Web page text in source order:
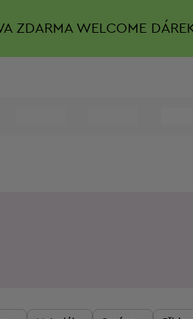
ZDARMAWELCOME